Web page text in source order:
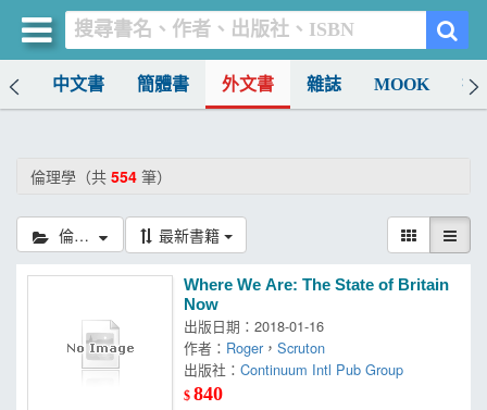
中文書 簡體書 外文書 雜誌 MOOK 找
倫理學（共 554 筆）
倫理學 最新書籍
Where We Are: The State of Britain
Now
出版日期：2018-01-16
作者： Roger ，Scruton
出版社：Continuum Intl Pub Group
$840
買書網
書店暢銷榜
簡體書